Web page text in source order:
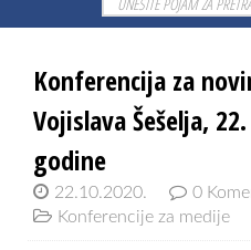
Konferencija za
Vojislava Šešelja,
godine
22.10.2020.
0
Konferencije za medije